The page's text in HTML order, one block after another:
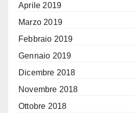
Aprile 2019
Marzo 2019
Febbraio 2019
Gennaio 2019
Dicembre 2018
Novembre 2018
Ottobre 2018